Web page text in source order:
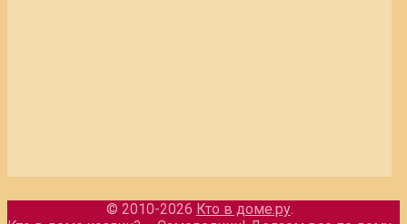
© 2010-2026 Кто в доме.ру.